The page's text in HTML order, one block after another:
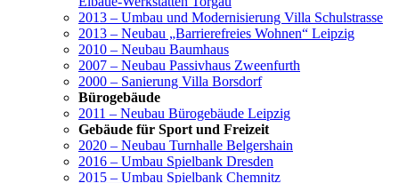
2013 – Umbau und Modernisierung Villa Schulstrasse
2013 – Neubau „Barrierefreies Wohnen“ Leipzig
2010 – Neubau Baumhaus
2007 – Neubau Passivhaus Zweenfurth
2000 – Sanierung Villa Borsdorf
Bürogebäude
2011 – Neubau Bürogebäude Leipzig
Gebäude für Sport und Freizeit
2020 – Neubau Turnhalle Belgershain
2016 – Umbau Spielbank Dresden
2015 – Umbau Spielbank Chemnitz